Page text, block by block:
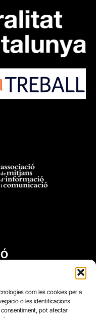
com les cookies per a
o les identificacions
pot afectar